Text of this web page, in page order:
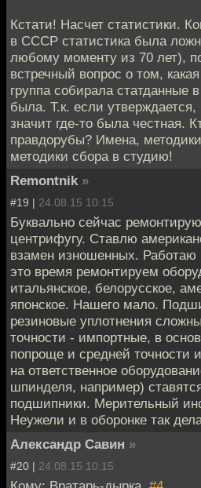
Кстати! Насчет статистики.
в СССР статистика была
любому моменту из 70 лет),
встречный вопрос о том,
группа собирала статданные
была. Т.к. если
значит где-то была честная.
правдорубы? Имена,
методики сбора в студию!
Remontnik »
#19 | 24.08.15 10:15
Буквально сейчас
центрифугу. Ставлю
взамен изношенных. Работаю
это время ремонтируем
итальянское, белорусское,
японское. Нашего мало.
резиновые уплотнения
точности - импортные, в
попроще и средней точности
на ответственное
шпинделя, например)
подшипники. Мерительный
Неужели и в оборонке так
Александр Савин »
#20 | 24.08.15 10:15